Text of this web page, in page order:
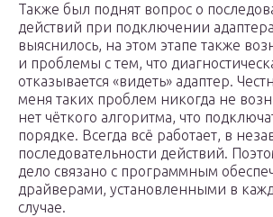
Также был поднят вопрос о
действий при подключении
выяснилось, на этом этапе также
и проблемы с тем, что
отказывается «видеть» адаптер.
меня таких проблем никогда не
нет чёткого алгоритма, что
порядке. Всегда всё работает, в
последовательности действий.
дело связано с программным
драйверами, установленными в
случае.